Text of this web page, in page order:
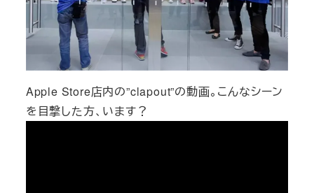
Apple Store店内の”clapout”の動画。こんなシーン
を目撃した方、います？